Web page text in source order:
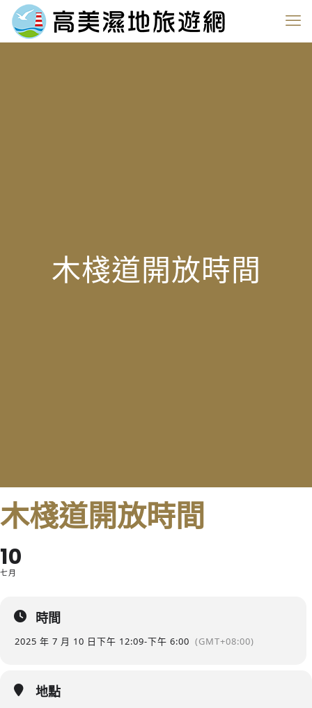
木棧道開放時間
木棧道開放時間
10
七月
時間
2025 年 7 月 10 日下午 12:09-下午 6:00 (GMT+08:00)
地點